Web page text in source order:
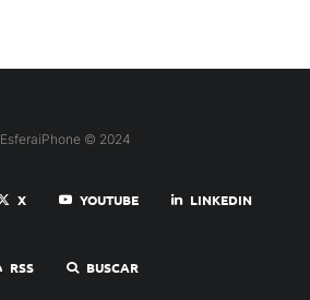
EsferaiPhone © 2024
X YOUTUBE LINKEDIN
RSS BUSCAR